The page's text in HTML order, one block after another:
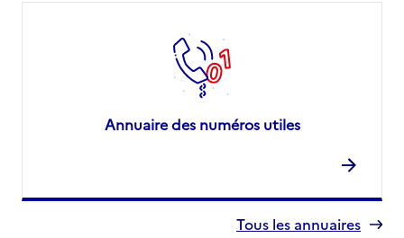
Annuaire des numéros utiles
Tous les annuaires